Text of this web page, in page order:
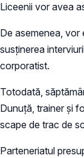
Liceenii vor avea
De asemenea, vor
susținerea
corporatist.
Totodată,
Dunuță, trainer și
scape de trac de
Parteneriatul